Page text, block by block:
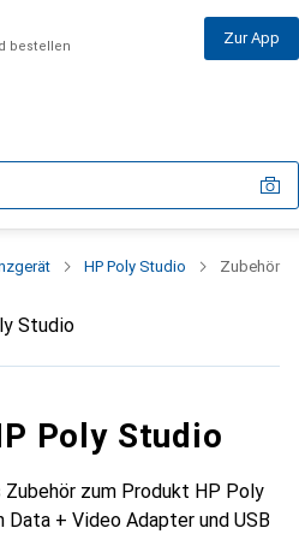
bestellen Zur App
HP Poly Studio Zubehör
Studio
Poly Studio
zum Produkt HP Poly
+ Video Adapter und USB